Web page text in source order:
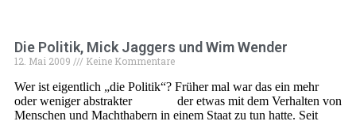
Die Politik, Mick Jaggers und Wim Wender
12. Mai 2009 Keine Kommentare
Wer ist eigentlich „die Politik“? Früher mal war das ein mehr
oder weniger abstrakter
der etwas mit dem Verhalten von
Menschen und Machthabern in einem Staat zu tun hatte. Seit